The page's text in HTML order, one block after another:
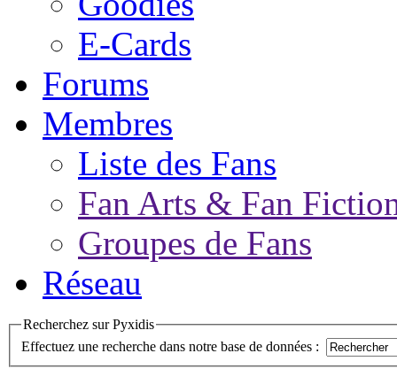
E-Cards
Forums
Membres
Liste des Fans
Fan Arts & Fan
Groupes de Fans
Réseau
Recherchez sur Pyxidis
Effectuez une recherche dans notre base de données :